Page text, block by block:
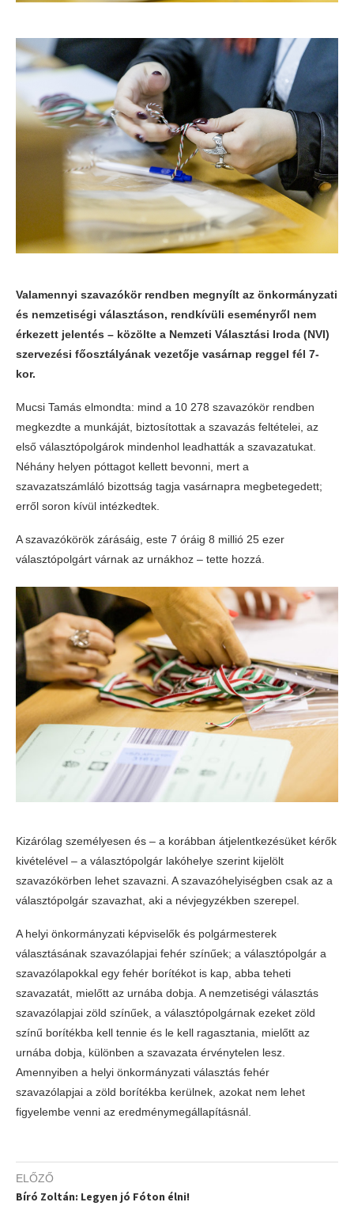
Valamennyi szavazókör rendben megnyílt az önkormányzati
és nemzetiségi választáson, rendkívüli eseményről nem
érkezett jelentés – közölte a Nemzeti Választási Iroda (NVI)
szervezési főosztályának vezetője vasárnap reggel fél 7-
kor.
Mucsi Tamás elmondta: mind a 10 278 szavazókör rendben
megkezdte a munkáját, biztosítottak a szavazás feltételei, az
első választópolgárok mindenhol leadhatták a szavazatukat.
Néhány helyen póttagot kellett bevonni, mert a
szavazatszámláló bizottság tagja vasárnapra megbetegedett;
erről soron kívül intézkedtek.
A szavazókörök zárásáig, este 7 óráig 8 millió 25 ezer
választópolgárt várnak az urnákhoz – tette hozzá.
Kizárólag személyesen és – a korábban átjelentkezésüket kérők
kivételével – a választópolgár lakóhelye szerint kijelölt
szavazókörben lehet szavazni. A szavazóhelyiségben csak az a
választópolgár szavazhat, aki a névjegyzékben szerepel.
A helyi önkormányzati képviselők és polgármesterek
választásának szavazólapjai fehér színűek; a választópolgár a
szavazólapokkal egy fehér borítékot is kap, abba teheti
szavazatát, mielőtt az urnába dobja. A nemzetiségi választás
szavazólapjai zöld színűek, a választópolgárnak ezeket zöld
színű borítékba kell tennie és le kell ragasztania, mielőtt az
urnába dobja, különben a szavazata érvénytelen lesz.
Amennyiben a helyi önkormányzati választás fehér
szavazólapjai a zöld borítékba kerülnek, azokat nem lehet
figyelembe venni az eredménymegállapításnál.
ELŐZŐ
Bíró Zoltán: Legyen jó Fóton élni!